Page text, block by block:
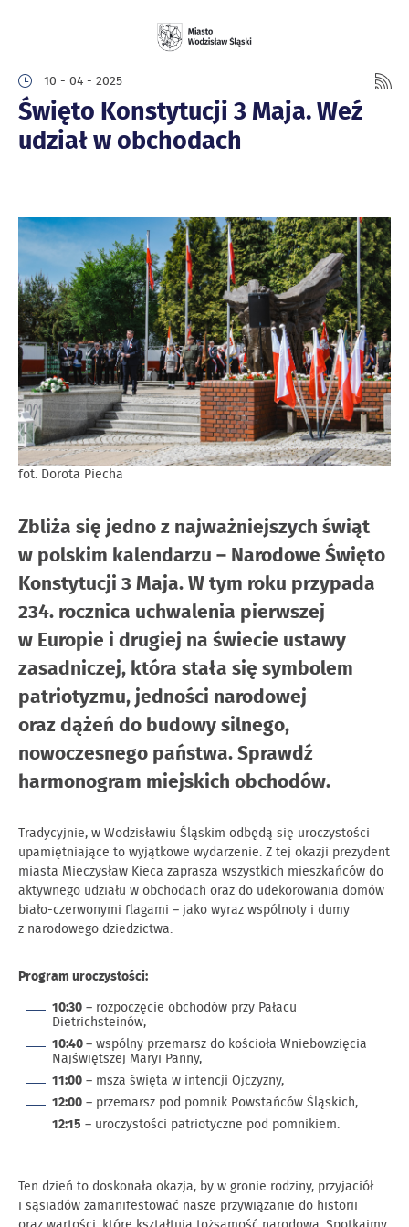
10 - 04 - 2025
Święto Konstytucji 3 Maja. Weź
udział w obchodach
fot. Dorota Piecha
Zbliża się jedno z najważniejszych świąt
w polskim kalendarzu – Narodowe Święto
Konstytucji 3 Maja. W tym roku przypada
234. rocznica uchwalenia pierwszej
w Europie i drugiej na świecie ustawy
zasadniczej, która stała się symbolem
patriotyzmu, jedności narodowej
oraz dążeń do budowy silnego,
nowoczesnego państwa. Sprawdź
harmonogram miejskich obchodów.
Tradycyjnie, w Wodzisławiu Śląskim odbędą się uroczystości
upamiętniające to wyjątkowe wydarzenie. Z tej okazji prezydent
miasta Mieczysław Kieca zaprasza wszystkich mieszkańców do
aktywnego udziału w obchodach oraz do udekorowania domów
biało-czerwonymi flagami – jako wyraz wspólnoty i dumy
z narodowego dziedzictwa.
Program uroczystości:
10:30 – rozpoczęcie obchodów przy Pałacu
Dietrichsteinów,
10:40 – wspólny przemarsz do kościoła Wniebowzięcia
Najświętszej Maryi Panny,
11:00 – msza święta w intencji Ojczyzny,
12:00 – przemarsz pod pomnik Powstańców Śląskich,
12:15 – uroczystości patriotyczne pod pomnikiem.
Ten dzień to doskonała okazja, by w gronie rodziny, przyjaciół
i sąsiadów zamanifestować nasze przywiązanie do historii